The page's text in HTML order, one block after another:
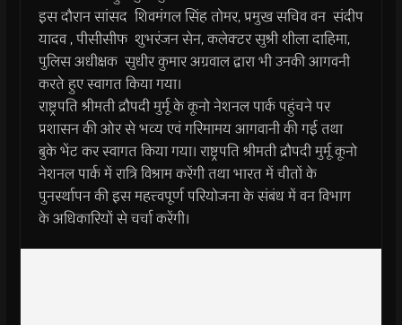
इस दौरान सांसद शिवमंगल सिंह तोमर, प्रमुख सचिव वन संदीप
यादव , पीसीसीफ शुभरंजन सेन, कलेक्टर सुश्री शीला दाहिमा,
पुलिस अधीक्षक सुधीर कुमार अग्रवाल द्वारा भी उनकी आगवनी
करते हुए स्वागत किया गया।
राष्ट्रपति श्रीमती द्रौपदी मुर्मू के कूनो नेशनल पार्क पहुंचने पर
प्रशासन की ओर से भव्य एवं गरिमामय आगवानी की गई तथा
बुके भेंट कर स्वागत किया गया। राष्ट्रपति श्रीमती द्रौपदी मुर्मू कूनो
नेशनल पार्क में रात्रि विश्राम करेंगी तथा भारत में चीतों के
पुनर्स्थापन की इस महत्त्वपूर्ण परियोजना के संबंध में वन विभाग
के अधिकारियों से चर्चा करेंगी।